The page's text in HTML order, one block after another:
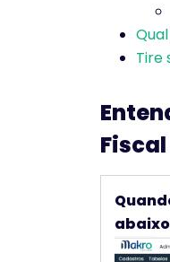
Tire
abaixo